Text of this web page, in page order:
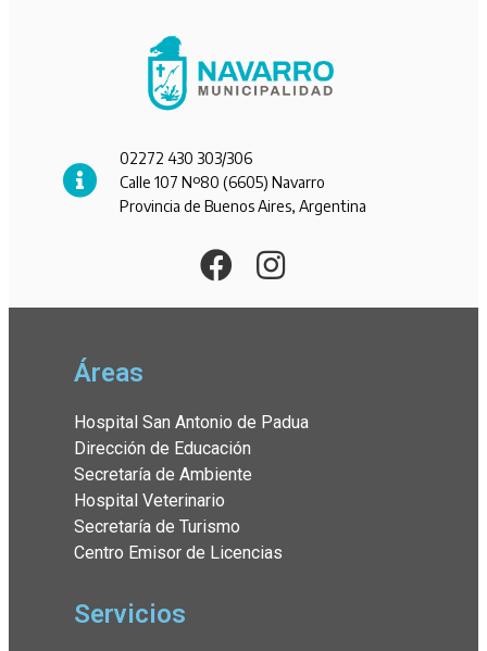
02272 430 303/306
Calle 107 Nº80 (6605) Navarro
Provincia de Buenos Aires, Argentina
Áreas
Hospital San Antonio de Padua
Dirección de Educación
Secretaría de Ambiente
Hospital Veterinario
Secretaría de Turismo
Centro Emisor de Licencias
Servicios